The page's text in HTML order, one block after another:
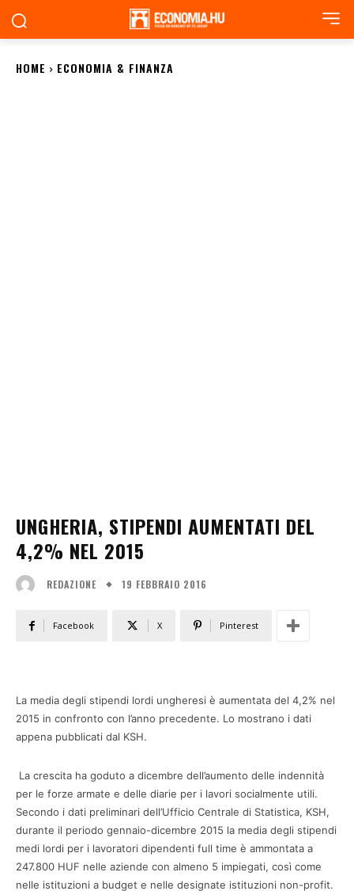
HOME ECONOMIA & FINANZA
UNGHERIA, STIPENDI AUMENTATI DEL
4,2% NEL 2015
REDAZIONE 19 FEBBRAIO 2016
Facebook X Pinterest
La media degli stipendi lordi ungheresi è aumentata del 4,2% nel
2015 in confronto con l’anno precedente. Lo mostrano i dati
appena pubblicati dal KSH.
La crescita ha goduto a dicembre dell’aumento delle indennità
per le forze armate e delle diarie per i lavori socialmente utili.
Secondo i dati preliminari dell’Ufficio Centrale di Statistica, KSH,
durante il periodo gennaio-dicembre 2015 la media degli stipendi
medi lordi per i lavoratori dipendenti full time è ammontata a
247.800 HUF nelle aziende con almeno 5 impiegati, così come
nelle istituzioni a budget e nelle designate istituzioni non-profit.